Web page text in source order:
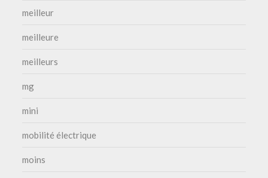
meilleur
meilleure
meilleurs
mg
mini
mobilité électrique
moins